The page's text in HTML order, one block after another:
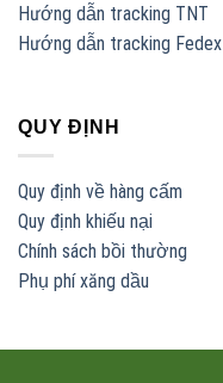
Hướng dẫn tracking TNT
Hướng dẫn tracking Fedex
QUY ĐỊNH
Quy định về hàng cấm
Quy định khiếu nại
Chính sách bồi thường
Phụ phí xăng dầu